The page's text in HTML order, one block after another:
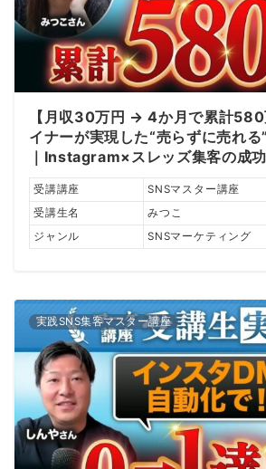
【月収30万円 → 4か月で累計
イナーが実現した“売らずに売れ
｜Instagram×スレッズ集客の成
受講講座
SNSマスター講座
受講生名
みつこ
ジャンル
SNSマーケティング
実践SNS集客マスター講座